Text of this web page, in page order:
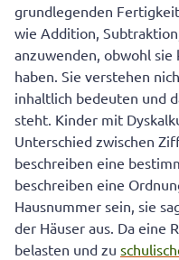
grundlegenden
wie Addition,
anzuwenden, obwohl
haben. Sie verstehen
inhaltlich bedeuten und
steht. Kinder mit
Unterschied zwischen
beschreiben eine
beschreiben eine
Hausnummer sein, sie
der Häuser aus. Da eine
belasten und zu